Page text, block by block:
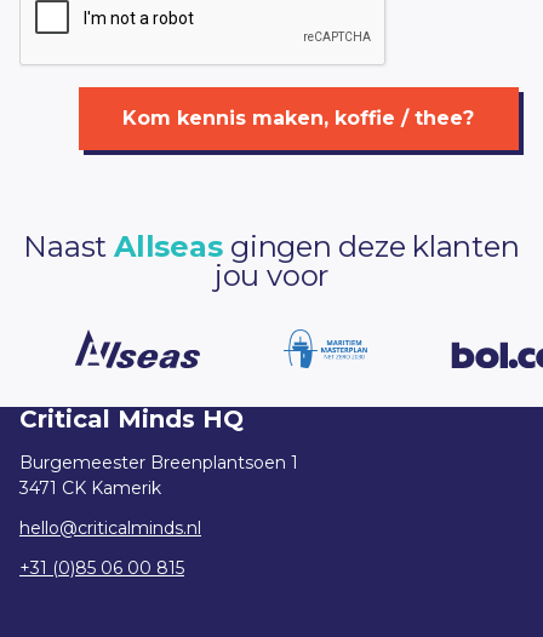
Kom kennis maken, koffie / thee?
Naast Allseas gingen deze klanten
jou voor
Critical Minds HQ
Burgemeester Breenplantsoen 1
3471 CK Kamerik
hello@criticalminds.nl
+31 (0)85 06 00 815